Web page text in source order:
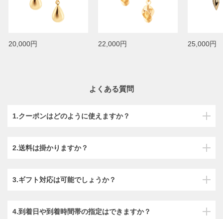
20,000円 22,000円 25,000円
よくある質問
1.クーポンはどのように使えますか？
2.送料は掛かりますか？
3.ギフト対応は可能でしょうか？
4.到着日や到着時間帯の指定はできますか？